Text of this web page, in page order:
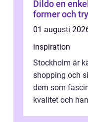
Dildo en enkel guide till material,
former och
01 augusti
inspiration
Stockholm är
shopping och
dem som
kvalitet och